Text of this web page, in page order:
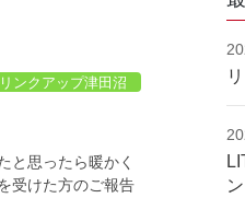
リンクアップ津田沼
と思ったら暖かく
受けた方のご報告